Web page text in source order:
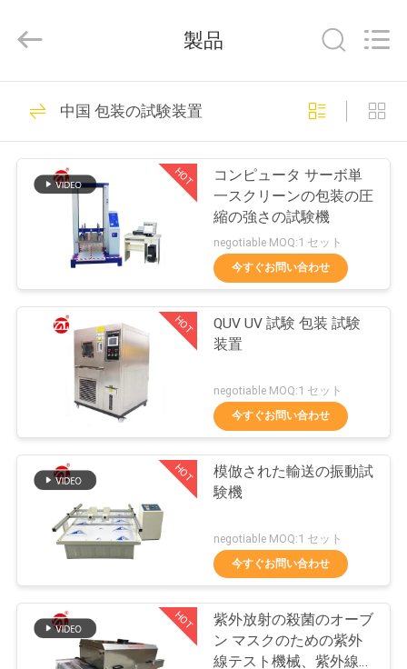
プ
ト
オ
に
Dongguan
Zhongli
Co.,
ゴム製試験機
268
加硫の出版物機械
43
2つのロール製造所
製品
中国 包装の試験装置
HOT
コンピュータ サーボ単
一スクリーンの包装の圧
縮の強さの試験機
negotiable MOQ:1 セット
今すぐお問い合わせ
HOT
QUV UV 試験 包装 試験
装置
negotiable MOQ:1 セット
今すぐお問い合わせ
HOT
模倣された輸送の振動試
験機
negotiable MOQ:1 セット
今すぐお問い合わせ
HOT
紫外放射の殺菌のオーブ
ン マスクのための紫外
線テスト機械、紫外線滅